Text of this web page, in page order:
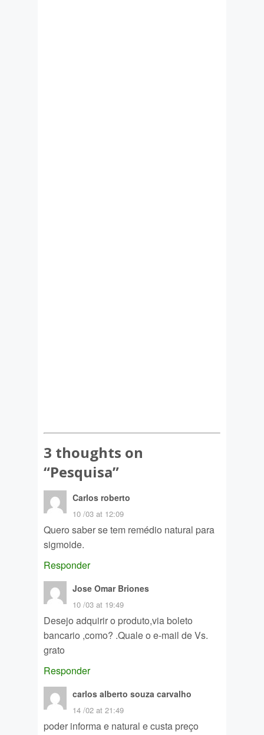
3 thoughts on
“Pesquisa”
Carlos roberto
10 /03 at 12:09
Quero saber se tem remédio natural para
sigmoide.
Responder
Jose Omar Briones
10 /03 at 19:49
Desejo adquirir o produto,via boleto
bancario ,como? .Quale o e-mail de Vs.
grato
Responder
carlos alberto souza carvalho
14 /02 at 21:49
poder informa e natural e custa preço